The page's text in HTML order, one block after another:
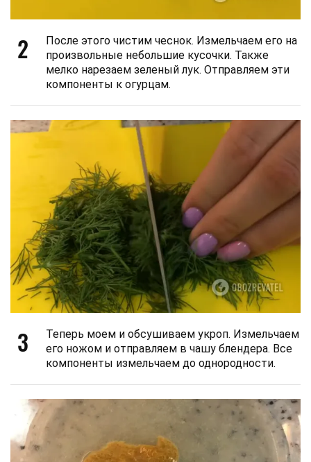
2
После этого чистим чеснок. Измельчаем его на
произвольные небольшие кусочки. Также
мелко нарезаем зеленый лук. Отправляем эти
компоненты к огурцам.
3
Теперь моем и обсушиваем укроп. Измельчаем
его ножом и отправляем в чашу блендера. Все
компоненты измельчаем до однородности.